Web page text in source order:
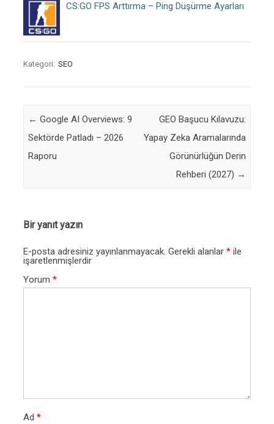
CS:GO FPS Arttırma – Ping Düşürme Ayarları
Kategori: SEO
Post navigation
← Google AI Overviews: 9
Sektörde Patladı – 2026
Raporu
GEO Başucu Kılavuzu:
Yapay Zeka Aramalarında
Görünürlüğün Derin
Rehberi (2027) →
Bir yanıt yazın
E-posta adresiniz yayınlanmayacak. Gerekli alanlar * ile
işaretlenmişlerdir
Yorum *
Ad *